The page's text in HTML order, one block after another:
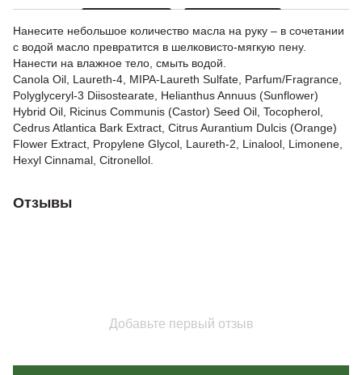
Нанесите небольшое количество масла на руку – в сочетании
с водой масло превратится в шелковисто-мягкую пену.
Нанести на влажное тело, смыть водой.
Canola Oil, Laureth-4, MIPA-Laureth Sulfate, Parfum/Fragrance,
Polyglyceryl-3 Diisostearate, Helianthus Annuus (Sunflower)
Hybrid Oil, Ricinus Communis (Castor) Seed Oil, Tocopherol,
Cedrus Atlantica Bark Extract, Citrus Aurantium Dulcis (Orange)
Flower Extract, Propylene Glycol, Laureth-2, Linalool, Limonene,
Hexyl Cinnamal, Citronellol.
Отзывы
Добавьте первый отзыв